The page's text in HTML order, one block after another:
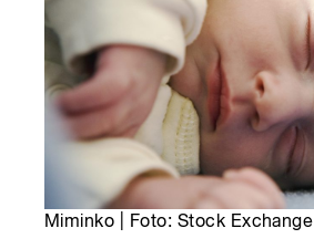
Miminko | Foto: Stock Exchange